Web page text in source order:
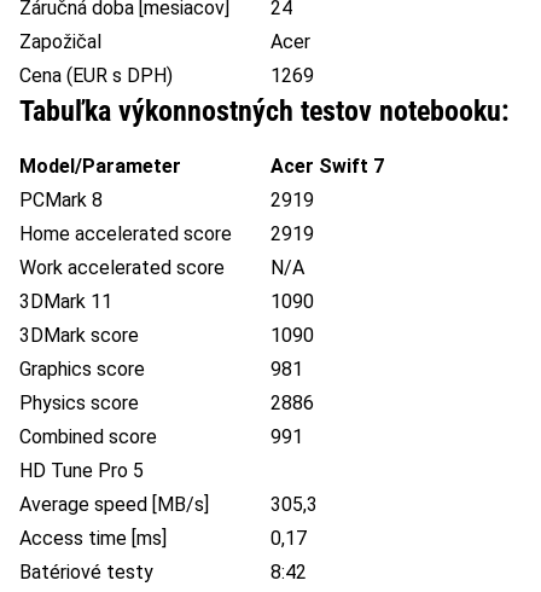
Záručná doba [mesiacov]
24
Zapožičal
Acer
Cena (EUR s DPH)
1269
Tabuľka výkonnostných testov notebooku:
Model/Parameter
Acer Swift 7
PCMark 8
2919
Home accelerated score
2919
Work accelerated score
N/A
3DMark 11
1090
3DMark score
1090
Graphics score
981
Physics score
2886
Combined score
991
HD Tune Pro 5
Average speed [MB/s]
305,3
Access time [ms]
0,17
Batériové testy
8:42